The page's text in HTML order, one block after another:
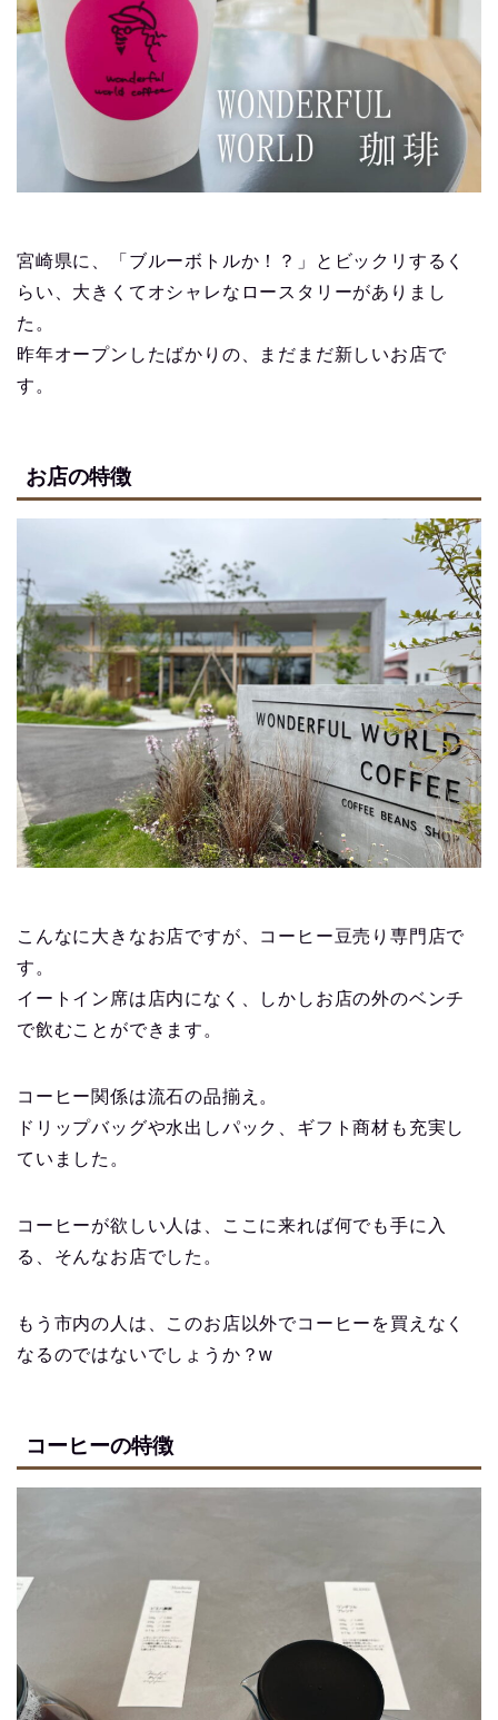
宮崎県に、「ブルーボトルか！？」とビックリするく
らい、大きくてオシャレなロースタリーがありまし
た。
昨年オープンしたばかりの、まだまだ新しいお店で
す。
お店の特徴
こんなに大きなお店ですが、コーヒー豆売り専門店で
す。
イートイン席は店内になく、しかしお店の外のベンチ
で飲むことができます。
コーヒー関係は流石の品揃え。
ドリップバッグや水出しパック、ギフト商材も充実し
ていました。
コーヒーが欲しい人は、ここに来れば何でも手に入
る、そんなお店でした。
もう市内の人は、このお店以外でコーヒーを買えなく
なるのではないでしょうか？w
コーヒーの特徴